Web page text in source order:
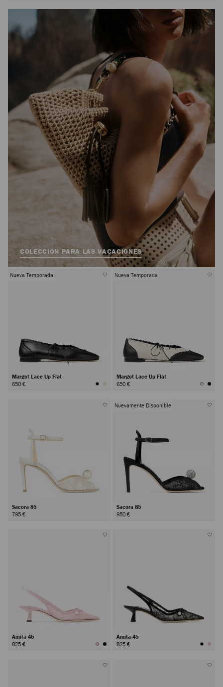
COLECCIÓN PARA LAS VACACIONES
Nueva Temporada
Margot Lace Up Flat
650 €
Nueva Temporada
Margot Lace Up Flat
650 €
Sacora 85
795 €
Nuevamente Disponible
Sacora 85
950 €
Amita 45
825 €
Amita 45
825 €